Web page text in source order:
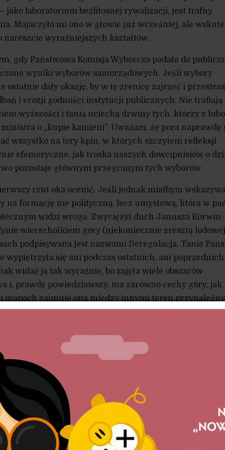
jako laboratorium bezlitosnej rywalizacji, jest trafny.
Majaczyło mi ono w głowie już wcześniej, ale
nareszcie wyraźniejszych kształtów.
gdy Państwowa Komisja Wyborcza podała do
wyniki wyborów samorządowych. Jeśli wybory
ostatnie dały okazję, by w tę źrenicę zajrzeć i
i erozji godności instytucji publicznych. Nie trafiają
wyższości i tanią uciechą drwiny tych, którzy z
o „kupie kamieni”. Uważam, że pora naprawdę
wszystko na tory kpin, w których szczytem refleksji
efemeryczne, jak troska naszych dowcipnisiów o
pozostaje głównym przegranym tych wyborów.
rzut oka ocenić. Jeśli jednak miałbym
na formację nie polityczną, lecz umysłową, która w
widzi wroga. Zwyciężył duch Janusza Korwin-
wierzchołkiem góry (niekoniecznie zresztą
podpisywana jest nazwami Deregulacja, Tanie
wypiętrzyła się ani podczas ostatnich, ani poprzednich
widać ją tak wyraźnie, bo zajęła wiele obszarów
i, prawdę powiedziawszy, ma zarówno cechy góry, jak
mapach zajmuje ona między innymi teren przynależny
to: Abdykacja, Kapitulacja lub Walkower. Przywołaną
państwowym wrogów nie tylko za sprawą jakiegoś
pierwotną wydaje się wycofywanie się państwa z
świadomą i aktywną politykę społeczną.
i szczegółowe raporty, jestem wszak tylko byłym
w szkole i okolicach przeżył i zobaczył.
moich nauczycieli sprzedających z łóżek polowych
znakomitych wychowawców i nauczycieli matematyki,
banku, bo mieli dwójkę dzieci. Działo się to na